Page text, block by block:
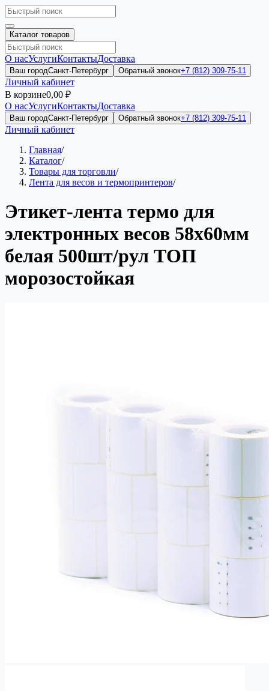
Каталог товаров
О насУслугиКонтактыДоставка
Ваш городСанкт-Петербург Обратный звонок+7 (812) 309-75-11
Личный кабинет
В корзине0,00 ₽
О насУслугиКонтактыДоставка
Ваш городСанкт-Петербург Обратный звонок+7 (812) 309-75-11
Личный кабинет
Главная/
Каталог/
Товары для торговли/
Лента для весов и термопринтеров/
Этикет-лента термо для
электронных весов 58х60мм
белая 500шт/рул ТОП
морозостойкая